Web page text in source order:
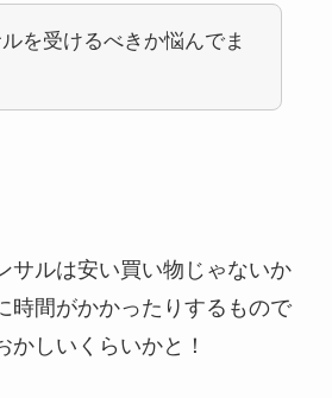
を受けるべきか悩んでま
ルは安い買い物じゃないか
時間がかかったりするもので
かしいくらいかと！